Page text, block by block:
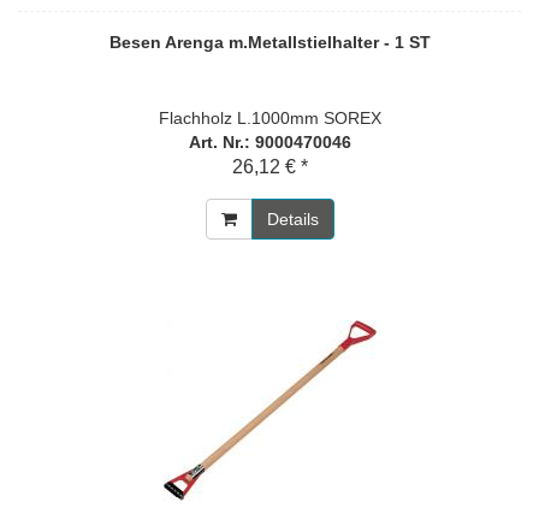
Besen Arenga m.Metallstielhalter - 1 ST
Flachholz L.1000mm SOREX
Art. Nr.: 9000470046
26,12 € *
Details